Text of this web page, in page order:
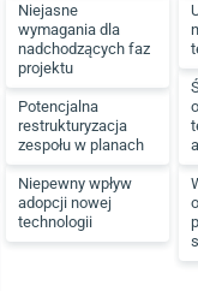
Niejasne
wymagania dla
nadchodzących faz
projektu
Potencjalna
restrukturyzacja
zespołu w planach
Niepewny wpływ
adopcji nowej
technologii